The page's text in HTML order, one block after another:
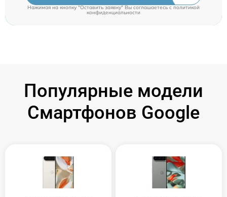
Нажимая на кнопку "Оставить заявку" Вы соглашаетесь c политикой
конфиденциальности
Популярные модели
Смартфонов Google